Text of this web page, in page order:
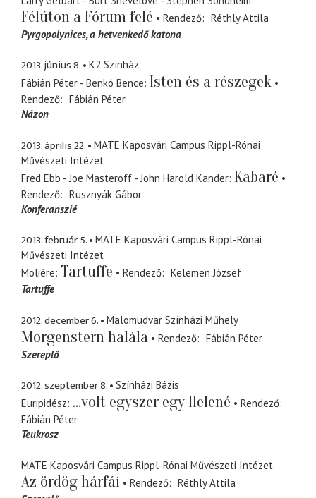
Félúton a Fórum felé Rendező
Réthly Attila
Pyrgopolynices a hetvenkedő katona
2013. június 8.
K2 Színház
Fábián Péter - Benkó Bence Isten és a részegek
Rendező
Fábián Péter
Názon
2013. április 22.
MATE Kaposvári Campus Rippl-Rónai
Művészeti Intézet
Fred Ebb - Joe Masteroff - John Harold Kander Kabaré
Rendező
Rusznyák Gábor
Konferanszié
2013. február 5.
MATE Kaposvári Campus Rippl-Rónai
Művészeti Intézet
Molière Tartuffe Rendező
Kelemen József
Tartuffe
2012. december 6. Malomudvar Színházi Műhely
Morgenstern halála Rendező
Fábián Péter
Szereplő
2012. szeptember 8.
Színházi Bázis
Euripidész ...volt egyszer egy Helené
Rendező
Fábián Péter
Teukrosz
MATE Kaposvári Campus Rippl-Rónai Művészeti Intézet
Az ördög hárfái Rendező
Réthly Attila